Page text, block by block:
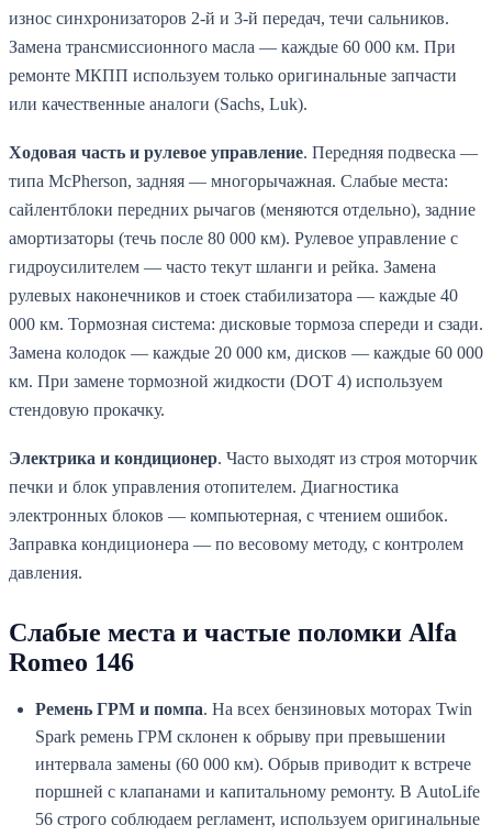
износ синхронизаторов 2-й и 3-й передач, течи сальников.
Замена трансмиссионного масла — каждые 60 000 км. При
ремонте МКПП используем только оригинальные запчасти
или качественные аналоги (Sachs, Luk).
Ходовая часть и рулевое управление. Передняя подвеска —
типа McPherson, задняя — многорычажная. Слабые места:
сайлентблоки передних рычагов (меняются отдельно), задние
амортизаторы (течь после 80 000 км). Рулевое управление с
гидроусилителем — часто текут шланги и рейка. Замена
рулевых наконечников и стоек стабилизатора — каждые 40
000 км. Тормозная система: дисковые тормоза спереди и сзади.
Замена колодок — каждые 20 000 км, дисков — каждые 60 000
км. При замене тормозной жидкости (DOT 4) используем
стендовую прокачку.
Электрика и кондиционер. Часто выходят из строя моторчик
печки и блок управления отопителем. Диагностика
электронных блоков — компьютерная, с чтением ошибок.
Заправка кондиционера — по весовому методу, с контролем
давления.
Слабые места и частые поломки Alfa
Romeo 146
Ремень ГРМ и помпа. На всех бензиновых моторах Twin
Spark ремень ГРМ склонен к обрыву при превышении
интервала замены (60 000 км). Обрыв приводит к встрече
поршней с клапанами и капитальному ремонту. В AutoLife
56 строго соблюдаем регламент, используем оригинальные